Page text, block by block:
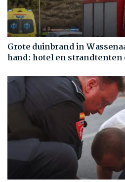
Grote duinbrand in
hand: hotel en